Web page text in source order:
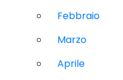
Febbraio
Marzo
Aprile